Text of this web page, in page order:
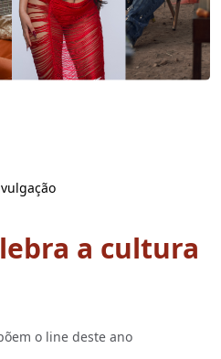
a cultura
o line deste ano